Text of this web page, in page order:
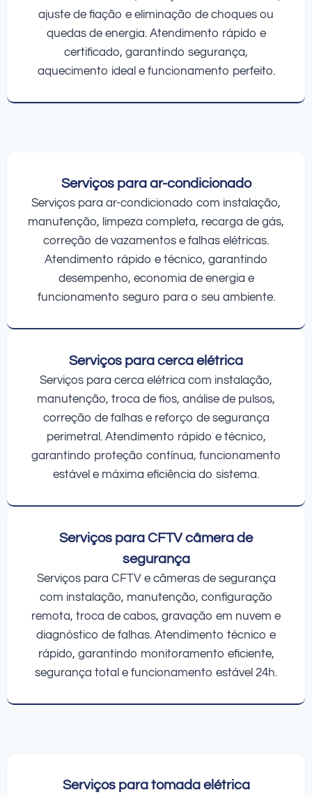
ajuste de fiação e eliminação de choques ou
quedas de energia. Atendimento rápido e
certificado, garantindo segurança,
aquecimento ideal e funcionamento perfeito.
Serviços para ar-condicionado
Serviços para ar-condicionado com instalação,
manutenção, limpeza completa, recarga de gás,
correção de vazamentos e falhas elétricas.
Atendimento rápido e técnico, garantindo
desempenho, economia de energia e
funcionamento seguro para o seu ambiente.
Serviços para cerca elétrica
Serviços para cerca elétrica com instalação,
manutenção, troca de fios, análise de pulsos,
correção de falhas e reforço de segurança
perimetral. Atendimento rápido e técnico,
garantindo proteção contínua, funcionamento
estável e máxima eficiência do sistema.
Serviços para CFTV câmera de
segurança
Serviços para CFTV e câmeras de segurança
com instalação, manutenção, configuração
remota, troca de cabos, gravação em nuvem e
diagnóstico de falhas. Atendimento técnico e
rápido, garantindo monitoramento eficiente,
segurança total e funcionamento estável 24h.
Serviços para tomada elétrica